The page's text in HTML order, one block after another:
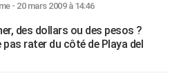
- 20 mars 2009 à 14:46
des dollars ou des pesos ?
rater du côté de Playa del